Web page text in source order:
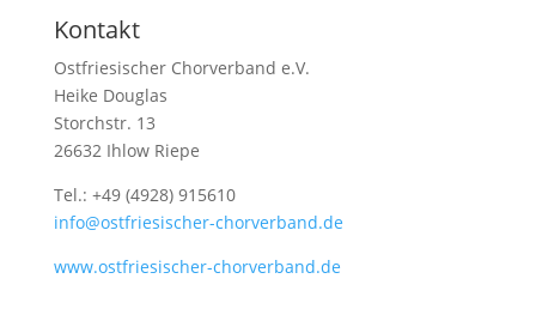
Kontakt
Ostfriesischer Chorverband e.V.
Heike Douglas
Storchstr. 13
26632 Ihlow Riepe
Tel.: +49 (4928) 915610
info@ostfriesischer-chorverband.de
www.ostfriesischer-chorverband.de